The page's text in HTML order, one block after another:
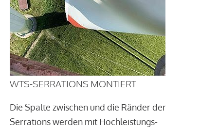
WTS-SERRATIONS MONTIERT
Die Spalte zwischen und die Ränder der
Serrations werden mit Hochleistungs-